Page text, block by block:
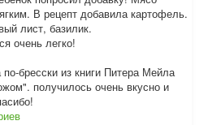
В рецепт добавила картофель.
лист, базилик.
очень легко!
бресски из книги Питера Мейла
получилось очень вкусно и